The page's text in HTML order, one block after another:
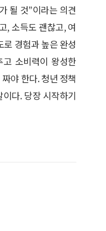
될 것”이라는 의견
, 소득도 괜찮고, 여
경험과 높은 완성
소비력이 왕성한
야 한다. 청년 정책
다. 당장 시작하기